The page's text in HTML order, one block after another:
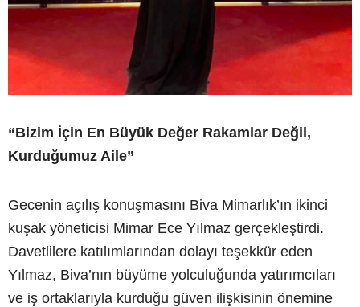
“Bizim İçin En Büyük Değer Rakamlar Değil,
Kurduğumuz Aile”
Gecenin açılış konuşmasını Biva Mimarlık’ın ikinci
kuşak yöneticisi Mimar Ece Yılmaz gerçekleştirdi.
Davetlilere katılımlarından dolayı teşekkür eden
Yılmaz, Biva’nın büyüme yolculuğunda yatırımcıları
ve iş ortaklarıyla kurduğu güven ilişkisinin önemine